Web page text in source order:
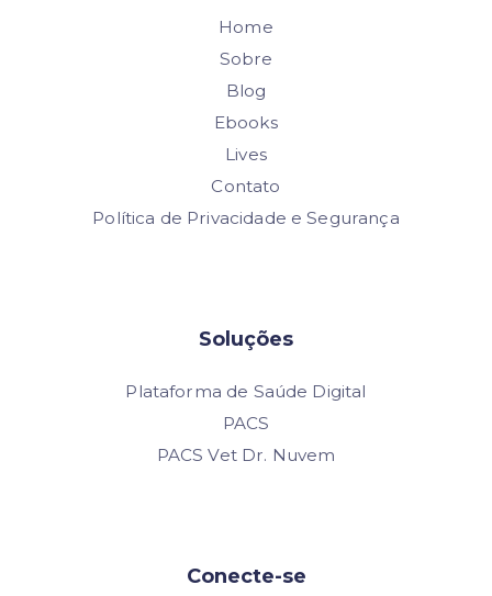
Home
Sobre
Blog
Ebooks
Lives
Contato
Política de Privacidade e Segurança
Soluções
Plataforma de Saúde Digital
PACS
PACS Vet Dr. Nuvem
Conecte-se